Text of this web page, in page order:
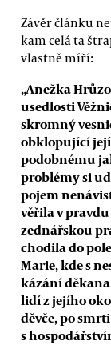
Závěr článku
kam celá ta
vlastně míří:
„Anežka
usedlosti
skromný
obklopující
podobnému
problémy si
pojem
věřila v pravdu
zednářskou
chodila do
Marie, kde s
kázání
lidí z jejího
děvče, po
s